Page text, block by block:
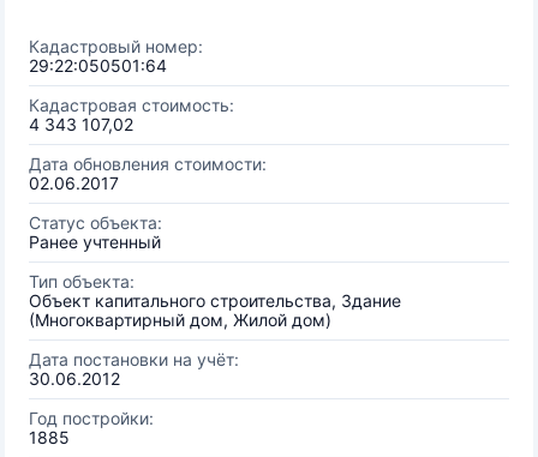
Кадастровый номер:
29:22:050501:64
Кадастровая стоимость:
4 343 107,02
Дата обновления стоимости:
02.06.2017
Статус объекта:
Ранее учтенный
Тип объекта:
Объект капитального строительства, Здание
(Многоквартирный дом, Жилой дом)
Дата постановки на учёт:
30.06.2012
Год постройки:
1885